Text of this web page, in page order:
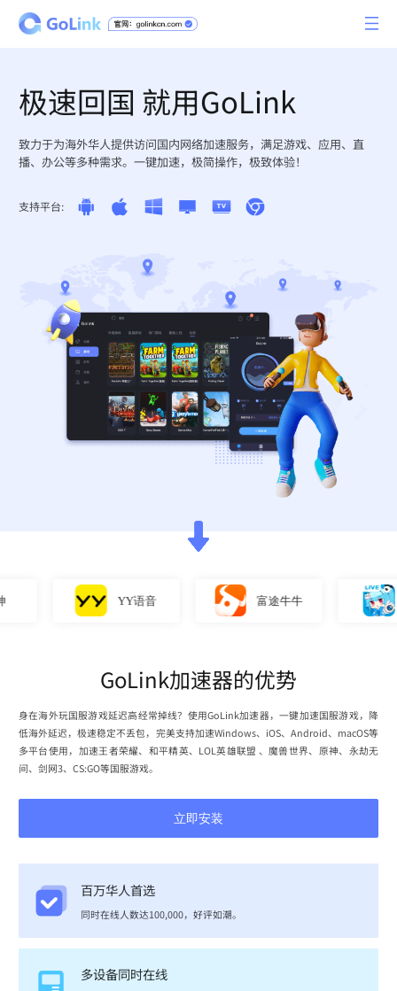
极速回国 就用GoLink
致力于为海外华人提供访问国内网络加速服务，满足游戏、应用、直
播、办公等多种需求。一键加速，极简操作，极致体验！
支持平台:
YY语音 富途牛牛 直
GoLink加速器的优势
身在海外玩国服游戏延迟高经常掉线？使用GoLink加速器，一键加速国服游戏，降
低海外延迟，极速稳定不丢包，完美支持加速Windows、iOS、Android、macOS等
多平台使用，加速王者荣耀、和平精英、LOL英雄联盟 、魔兽世界、原神、永劫无
间、剑网3、CS:GO等国服游戏。
立即安装
百万华人首选
同时在线人数达100,000，好评如潮。
多设备同时在线